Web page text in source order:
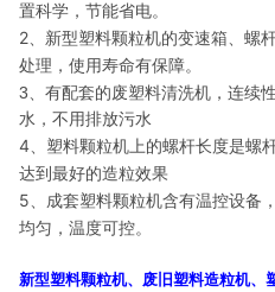
置科学，节能省电。
2、 新型塑料颗粒机的变速箱、螺
处理，使用寿命有保障。
3、 有配套的废塑料清洗机，连续
水，不用排放污水
4、 塑料颗粒机上的螺杆长度是螺
达到最好的造粒效果
5 、成套塑料颗粒机含有温控设备
均匀，温度可控。
新型塑料颗粒机、废旧塑料造粒机、